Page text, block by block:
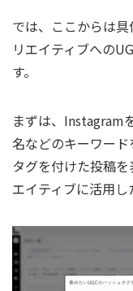
では、ここからは
リエイティブへの
す。
まずは、Instagram
名などのキーワー
タグを付けた投稿
エイティブに活用し